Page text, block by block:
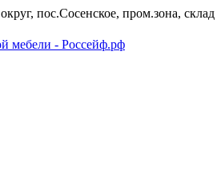
пос.Сосенское, пром.зона,